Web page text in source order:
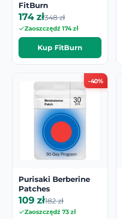
FitBurn
174 zł348 zł
Zaoszczędź 174 zł
Kup FitBurn
-40%
Purisaki Berberine
Patches
109 zł182 zł
Zaoszczędź 73 zł